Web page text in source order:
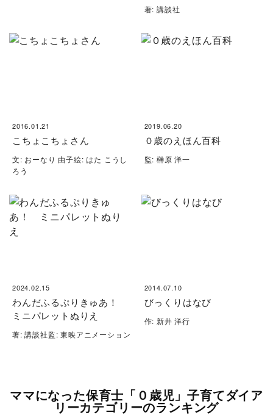
著: 講談社
2016.01.21
こちょこちょさん
文: おーなり 由子絵: はた こうし
ろう
2019.06.20
０歳のえほん百科
監: 榊原 洋一
2024.02.15
わんだふるぷりきゅあ！
ミニパレットぬりえ
著: 講談社監: 東映アニメーション
2014.07.10
びっくりはなび
作: 新井 洋行
ママになった保育士「０歳児」子育てダイア
リーカテゴリーのランキング